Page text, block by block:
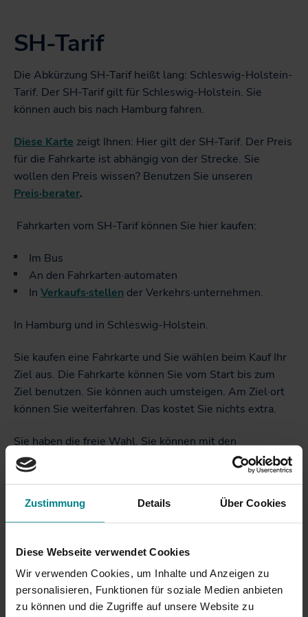
Zustimmung Details Über Cookies
Diese Webseite verwendet Cookies
Wir verwenden Cookies, um Inhalte und Anzeigen zu
personalisieren, Funktionen für soziale Medien anbieten
zu können und die Zugriffe auf unsere Website zu
Fahrpläne
SH-Tarif
Fahrkarten
Fahrrad mitnehmen
Karten
Stationspläne
Karten zum Download
Downloads
los!-Magazin
Infomaterial
Die NAH.SH
Verkehrs·unternehmen
SH-Tarif
Die Abkürzung SH-Tarif heißt lang: Schleswig-Holstein-
Tarif. Der SH-Tarif gilt für Schleswig-Holstein. Sie
können auch bis nach Hamburg fahren.
Diese Karte zeigt Ihnen: Hier gilt der SH-Tarif. Der Preis
für die Fahrkarte ist abhängig von der Strecke. Sie
wollen den Preis wissen? Benutzen Sie unseren
Preis·berater.
Fahrkarten vom SH-Tarif können Sie hier kaufen:
Im Bus
An den Fahrkarten·automaten
In Verkaufs·stellen der Verkehrs·unternehmen.
In Hamburg und in Schleswig-Holstein.
Sie kaufen eine Fahrkarte und Sie wählen beim Kauf Ihr
Ziel aus. Die Fahrkarte können Sie vom Start bis zum
Ziel benutzen. Sie können auch umsteigen. Am Ziel·ort
können Sie weiterfahren. Das kostet Sie nichts extra.
Sie haben die freie Wahl. Sie können mit den
Nahverkehrs·zügen
RE
NBE
AKN
erixx
neg